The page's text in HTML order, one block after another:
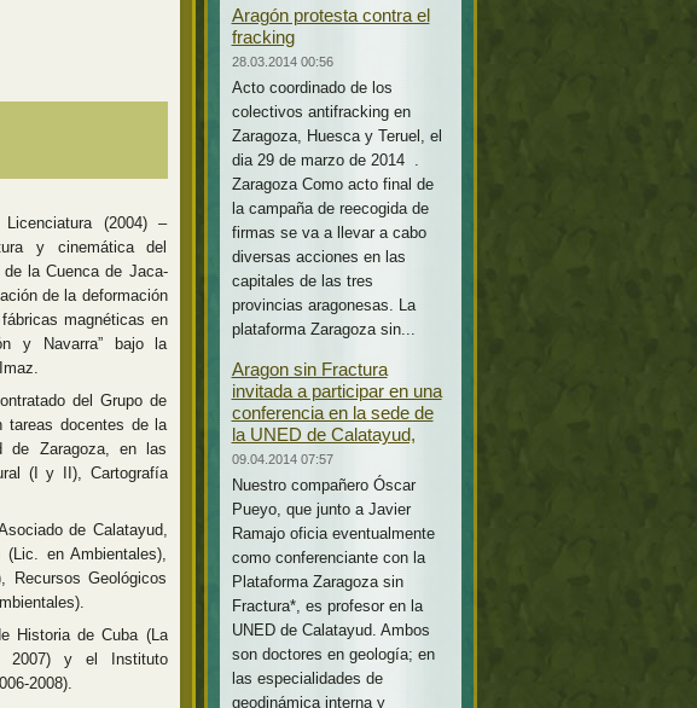
(2004) –
y cinemática del
la Cuenca de Jaca-
de la deformación
magnéticas en
y Navarra” bajo la
del Grupo de
tareas docentes de la
de Zaragoza, en las
(I y II), Cartografía
de Calatayud,
en Ambientales),
Geológicos
Historia de Cuba (La
2007) y el Instituto
2008).
Aragón protesta contra el
fracking
28.03.2014 00:56
Acto coordinado de los
colectivos antifracking en
Zaragoza, Huesca y Teruel, el
dia 29 de marzo de 2014 .
Zaragoza Como acto final de
la campaña de reecogida de
firmas se va a llevar a cabo
diversas acciones en las
capitales de las tres
provincias aragonesas. La
plataforma Zaragoza sin...
Aragon sin Fractura
invitada a participar en una
conferencia en la sede de
la UNED de Calatayud,
09.04.2014 07:57
Nuestro compañero Óscar
Pueyo, que junto a Javier
Ramajo oficia eventualmente
como conferenciante con la
Plataforma Zaragoza sin
Fractura*, es profesor en la
UNED de Calatayud. Ambos
son doctores en geología; en
las especialidades de
geodinámica interna y